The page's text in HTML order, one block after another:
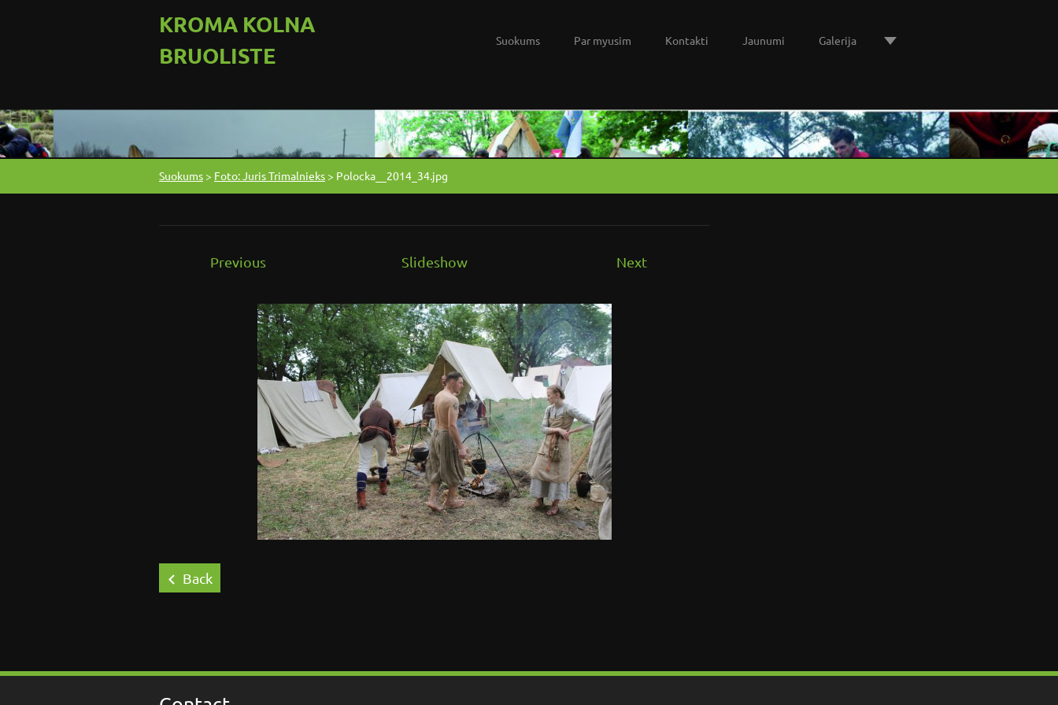
KROMA KOLNA
BRUOLISTE
Suokums Par myusim Kontakti Jaunumi Galerija
Suokums > Foto: Juris Trimalnieks > Polocka__2014_34.jpg
Previous Slideshow Next
Back